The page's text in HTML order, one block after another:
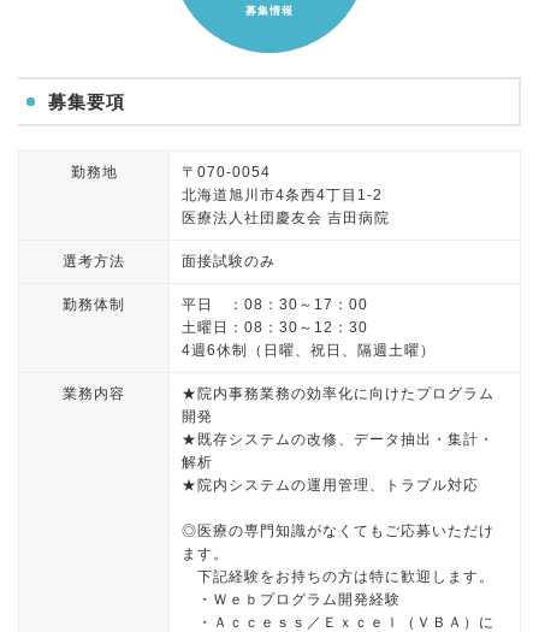
募集情報
募集要項
勤務地
〒070-0054
北海道旭川市4条西4丁目1-2
医療法人社団慶友会 吉田病院
選考方法 面接試験のみ
勤務体制
平日 ：08：30～17：00
土曜日：08：30～12：30
4週6休制（日曜、祝日、隔週土曜）
業務内容
★院内事務業務の効率化に向けたプログラム
開発
★既存システムの改修、データ抽出・集計・
解析
★院内システムの運用管理、トラブル対応
◎医療の専門知識がなくてもご応募いただけ
ます。
下記経験をお持ちの方は特に歓迎します。
・Ｗｅｂプログラム開発経験
・Ａｃｃｅｓｓ／Ｅｘｃｅｌ（ＶＢＡ）に